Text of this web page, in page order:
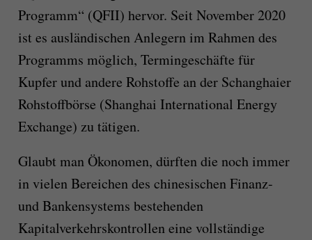
Programm“ (QFII) hervor. Seit November 2020
ist es ausländischen Anlegern im Rahmen des
Programms möglich, Termingeschäfte für
Kupfer und andere Rohstoffe an der Schanghaier
Rohstoffbörse (Shanghai International Energy
Exchange) zu tätigen.
Glaubt man Ökonomen, dürften die noch immer
in vielen Bereichen des chinesischen Finanz-
und Bankensystems bestehenden
Kapitalverkehrskontrollen eine vollständige